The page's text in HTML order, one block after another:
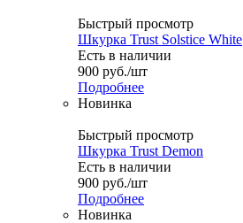
Быстрый просмотр
Шкурка Trust Solstice White
Есть в наличии
900 руб./шт
Подробнее
Новинка
Быстрый просмотр
Шкурка Trust Demon
Есть в наличии
900 руб./шт
Подробнее
Новинка